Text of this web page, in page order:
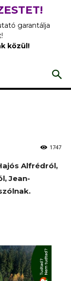
garantálja
közül!
1747
Alfrédról,
Jean-